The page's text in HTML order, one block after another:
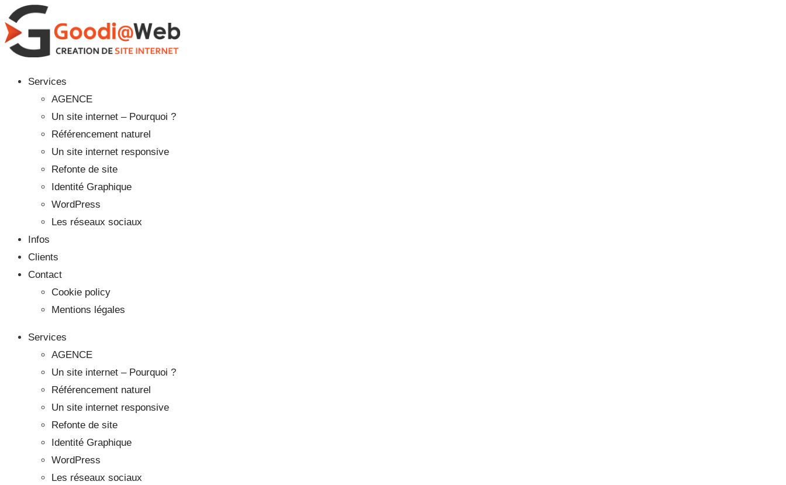
Services
AGENCE
Un site internet – Pourquoi ?
Référencement naturel
Un site internet responsive
Refonte de site
Identité Graphique
WordPress
Les réseaux sociaux
Infos
Clients
Contact
Cookie policy
Mentions légales
Services
AGENCE
Un site internet – Pourquoi ?
Référencement naturel
Un site internet responsive
Refonte de site
Identité Graphique
WordPress
Les réseaux sociaux